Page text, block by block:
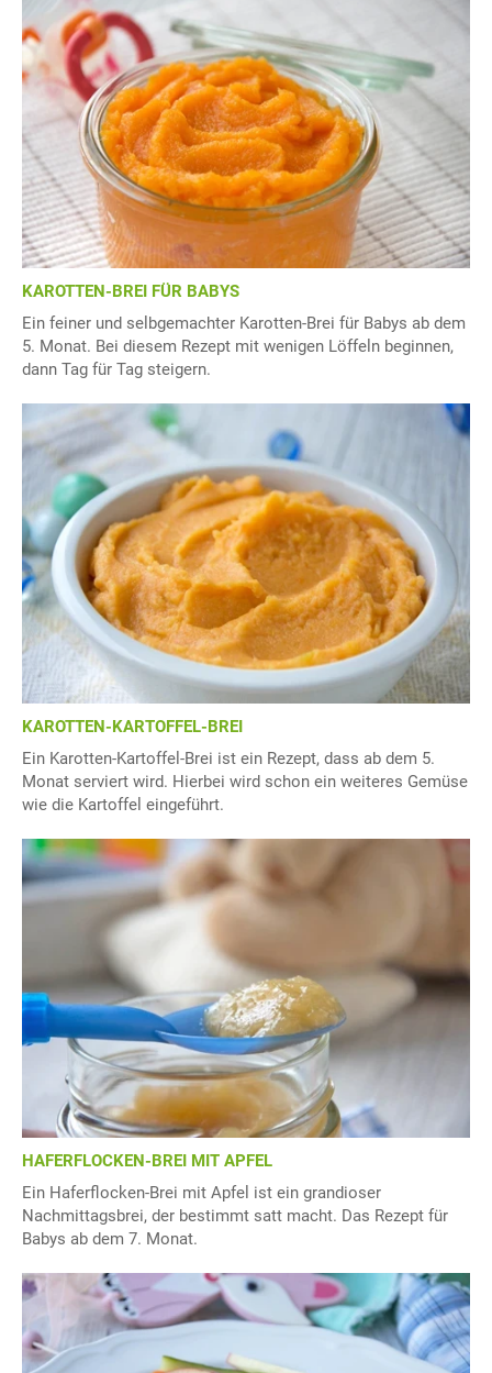
KAROTTEN-BREI FÜR BABYS
Ein feiner und selbgemachter Karotten-Brei für Babys ab dem
5. Monat. Bei diesem Rezept mit wenigen Löffeln beginnen,
dann Tag für Tag steigern.
KAROTTEN-KARTOFFEL-BREI
Ein Karotten-Kartoffel-Brei ist ein Rezept, dass ab dem 5.
Monat serviert wird. Hierbei wird schon ein weiteres Gemüse
wie die Kartoffel eingeführt.
HAFERFLOCKEN-BREI MIT APFEL
Ein Haferflocken-Brei mit Apfel ist ein grandioser
Nachmittagsbrei, der bestimmt satt macht. Das Rezept für
Babys ab dem 7. Monat.